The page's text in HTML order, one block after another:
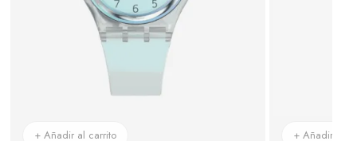
+ Añadir al carrito + Añadir al